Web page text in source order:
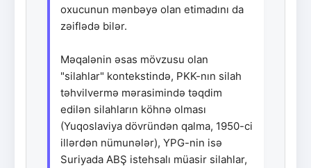
oxucunun mənbəyə olan etimadını da
zəiflədə bilər.
Məqalənin əsas mövzusu olan
"silahlar" kontekstində, PKK-nın silah
təhvilvermə mərasimində təqdim
edilən silahların köhnə olması
(Yuqoslaviya dövründən qalma, 1950-ci
illərdən nümunələr), YPG-nin isə
Suriyada ABŞ istehsalı müasir silahlar,